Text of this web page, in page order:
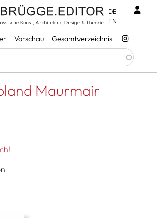
Vorschau Gesamtverzeichnis
DE
EN
Roland Maurmair
Maurmair